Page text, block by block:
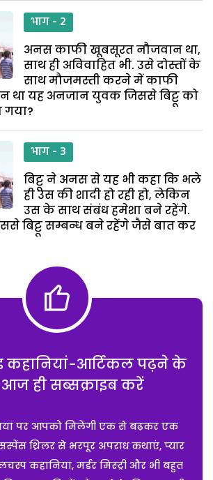
भाग - 2
अनस काफी खूबसूरत नौजवान था,
साथ ही अविवाहित भी. उसे दोस्तों के
साथ मौजमस्ती करने में काफी
था यह अनजान युवक जिससे बिट्टू को
गया?
भाग - 3
बिट्टू ने अनस से यह भी कहा कि भले
ही उस की शादी हो रही हो, लेकिन
उस के साथ संबंध हमेशा बने रहेंगे.
बिट्टू सम्बन्ध बने रहेंगे जैसे बात कर
कहानियां-आर्टिकल पढ़ने के
ही सब्सक्राइब करें
पर आपको मिलेंगी एक से बढ़कर एक
थ्रिलर से भरपूर अपराध कथाएं, प्यार
कहानियां, मर्डर मिस्ट्री और भी बहुत